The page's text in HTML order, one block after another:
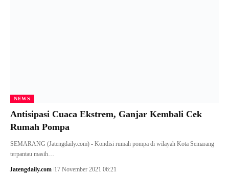
NEWS
Antisipasi Cuaca Ekstrem, Ganjar Kembali Cek
Rumah Pompa
SEMARANG (Jatengdaily.com) - Kondisi rumah pompa di wilayah Kota Semarang
terpantau masih…
Jatengdaily.com 17 November 2021 06:21